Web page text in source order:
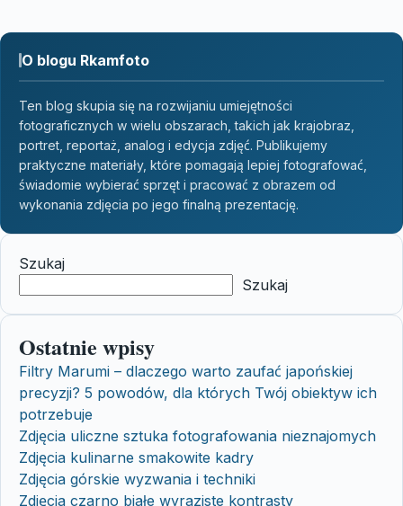
O blogu Rkamfoto
Ten blog skupia się na rozwijaniu umiejętności
fotograficznych w wielu obszarach, takich jak krajobraz,
portret, reportaż, analog i edycja zdjęć. Publikujemy
praktyczne materiały, które pomagają lepiej fotografować,
świadomie wybierać sprzęt i pracować z obrazem od
wykonania zdjęcia po jego finalną prezentację.
Szukaj
Szukaj
Ostatnie wpisy
Filtry Marumi – dlaczego warto zaufać japońskiej
precyzji? 5 powodów, dla których Twój obiektyw ich
potrzebuje
Zdjęcia uliczne sztuka fotografowania nieznajomych
Zdjęcia kulinarne smakowite kadry
Zdjęcia górskie wyzwania i techniki
Zdjęcia czarno białe wyraziste kontrasty